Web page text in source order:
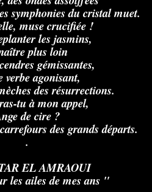
symphonies du cristal muet.
muse crucifiée !
les jasmins,
plus loin
gémissantes,
verbe agonisant,
des résurrections.
tu à mon appel,
de cire ?
des grands départs.
.
EL AMRAOUI
les ailes de mes ans "